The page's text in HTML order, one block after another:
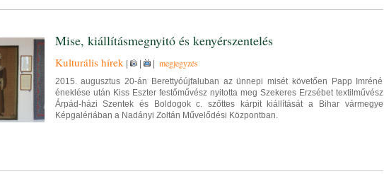
Mise, kiállításmegnyitó és kenyérszentelés
Kulturális hírek| | | megjegyzés
2015. augusztus 20-án Berettyóújfaluban az ünnepi misét követően Papp Imréné
éneklése után Kiss Eszter festőművész nyitotta meg Szekeres Erzsébet textilművész
Árpád-házi Szentek és Boldogok c. szőttes kárpit kiállítását a Bihar vármegye
Képgalériában a Nadányi Zoltán Művelődési Központban.